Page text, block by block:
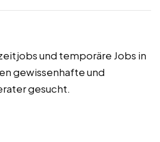
und temporäre Jobs in
gewissenhafte und
gesucht.